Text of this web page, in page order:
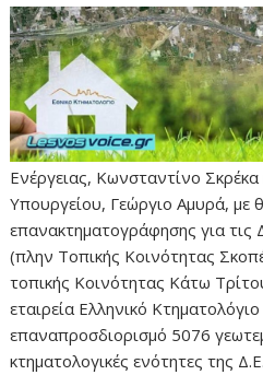
Ενέργειας, Κωνσταντίνο
Υπουργείου, Γεώργιο Αμυρά, με
επανακτηματογράφησης για τις
(πλην Τοπικής Κοινότητας
τοπικής Κοινότητας Κάτω
εταιρεία Ελληνικό
επαναπροσδιορισμό 5076
κτηματολογικές ενότητες της